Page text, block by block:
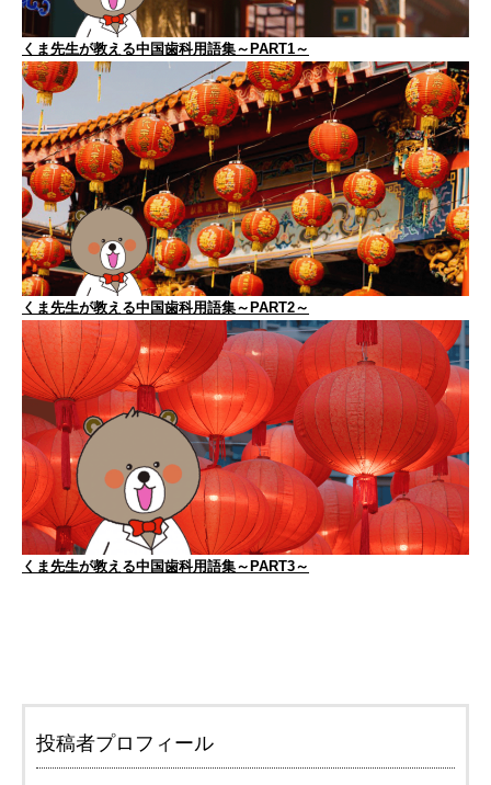
くま先生が教える中国歯科用語集～PART1～
くま先生が教える中国歯科用語集～PART2～
くま先生が教える中国歯科用語集～PART3～
投稿者プロフィール